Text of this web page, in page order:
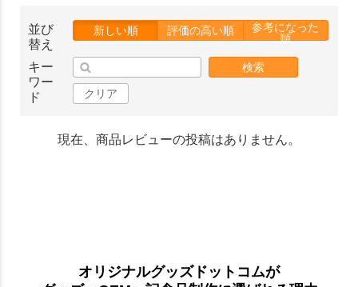
並び
替え
新しい順 評価の高い順
参考になった
順
キー
ワー
ド
検索
クリア
現在、商品レビューの投稿はありません。
オリジナルグッズドットコムが